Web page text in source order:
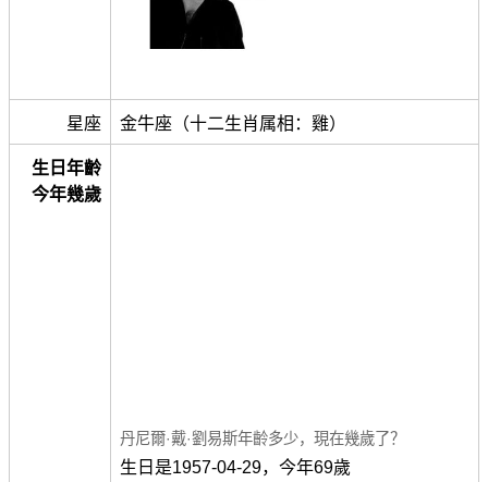
星座 金牛座（十二生肖属相：雞）
生日年齡
今年幾歲
丹尼爾·戴·劉易斯年齡多少，現在幾歲了？
生日是1957-04-29，今年69歲